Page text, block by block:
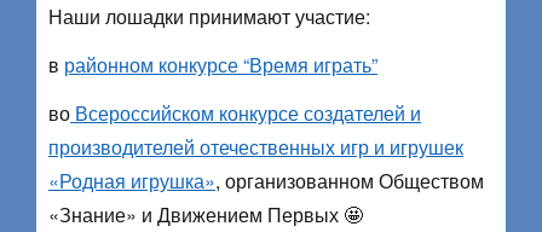
Наши лошадки принимают участие:
в районном конкурсе “Время играть”
во Всероссийском конкурсе создателей и
производителей отечественных игр и игрушек
«Родная игрушка», организованном Обществом
«Знание» и Движением Первых 🤩